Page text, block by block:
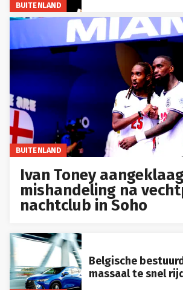
BUITENLAND
BUITENLAND
Ivan Toney
mishandeling na
nachtclub in Soho
Belgische
massaal te snel